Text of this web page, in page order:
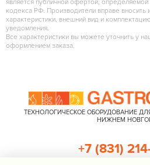
является публичной офертой,
кодекса РФ. Производители вправе вносить
характеристики, внешний вид и
уведомления.
Все характеристики вы можете уточнить у
оформлением заказа.
ТЕХНОЛОГИЧЕСКОЕ ОБОРУДОВАНИЕ
НИЖНЕМ
+7 (831)